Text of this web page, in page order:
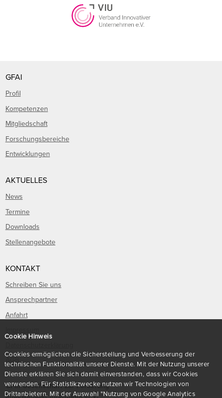
Cookie Hinweis
Cookies ermöglichen die Sicherstellung und Verbesserung der
technischen Funktionalität unserer Dienste. Mit der Nutzung unserer
Dienste erklären Sie sich damit einverstanden, dass wir Cookies
verwenden. Für Statistikzwecke nutzen wir Technologien von
Drittanbietern. Mit der Auswahl "Nutzung von Google Analytics
GFAI
Profil
Kompetenzen
Mitgliedschaft
Forschungsbereiche
Entwicklungen
AKTUELLES
News
Termine
Downloads
Stellenangebote
KONTAKT
Schreiben Sie uns
Ansprechpartner
Anfahrt
AGB
GFaI Gesellschaft zur Förderung
angewandter Informatik e. V.